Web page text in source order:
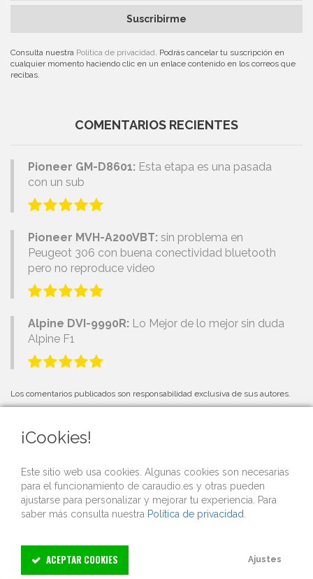
Suscribirme
Consulta nuestra Política de privacidad. Podrás cancelar tu suscripción en
cualquier momento haciendo clic en un enlace contenido en los correos que
recibas.
COMENTARIOS RECIENTES
Pioneer GM-D8601: Esta etapa es una pasada
con un sub
Pioneer MVH-A200VBT: sin problema en
Peugeot 306 con buena conectividad bluetooth
pero no reproduce video
Alpine DVI-9990R: Lo Mejor de lo mejor sin duda
Alpine F1
Los comentarios publicados son responsabilidad exclusiva de sus autores.
Si organizas una competición o evento de car audio y quieres que lo
publicitemos gratis desde nuestra web,contacta con nosotros.
Copyright © 2003–2026 Caraudio.es Limited. Todos los
¡Cookies!
Este sitio web usa cookies. Algunas cookies son necesarias
para el funcionamiento de caraudio.es y otras pueden
ajustarse para personalizar y mejorar tu experiencia. Para
saber más consulta nuestra Política de privacidad
ACEPTAR COOKIES Ajustes